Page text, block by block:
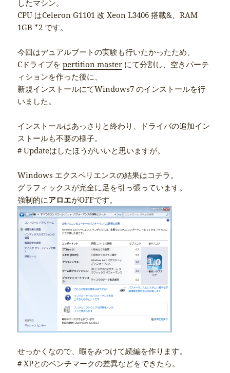
したマシン。
CPU はCeleron G1101 改 Xeon L3406 搭載&、RAM
1GB *2 です。
今回はデュアルブートの実験も行いたかったため、
Cドライブをpertition master にて分割し、空きパーテ
ィションを作った後に、
新規インストールにてWindows7 のインストールを行
いました。
インストールはあっさりと終わり、ドライバの追加イン
ストールも不要の様子。
# Updateはしたほうがいいと思いますが。
Windows エクスペリエンスの結果はコチラ。
グラフィックスが完全に足を引っ張っています。
強制的にアロエがOFFです。
せっかくなので、暇をみつけて続編を作ります。
# XPとのベンチマークの差異などをできたら。